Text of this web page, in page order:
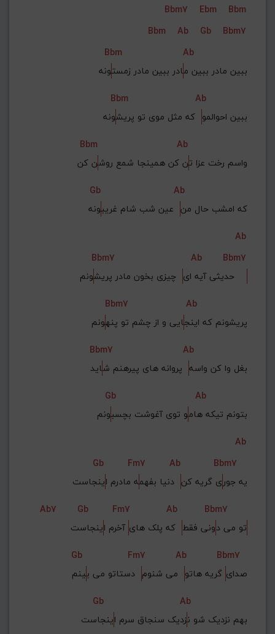
Bbm7 Ebm
Bbm
Bbm
Ab Gb
Bbm7
Bbm
Ab
ببین مادر ببین مادر ببین مادر زمستونه
Bbm
Ab
ببین احوالمو
  که مثل موی تو پریش
ونه
Bbm
Ab
واسم رخت عزا تن کن همینجا شمع روشن کن
Gb
Ab
که امشب حال من
  عین شب شام غریب
ونه
Ab
Bbm7
Ab
Bbm7
حدیثی آیه ای
  چیزی بخون مادر پریش
Bbm7
Ab
پریشونم که اینجایی و از چشم تو پنهونم
Bbm7
Ab
بغل وا کن واسه
  پروانه های پیرهنم ش
اید
Gb
Ab
بتونم تیکه هامو توی آغوشت بچسبونم
Ab
Gb
Fm7 Ab
Bbm7
یه جوری گریه کن
  دنیا بفهم
ه مادرم اینجاست
Ab7
Gb Fm7 Ab
Bbm7
تو می دونی فقط
  که پلک های
آخرم اینجاست
Gb
Fm7 Ab
Bbm7
صدای گریه هاتو
  می شنوم
  دستاتو می ب
ینم
Gb
Ab
بهم نزدیک شو نزدیک سنجاق سرم اینجاست